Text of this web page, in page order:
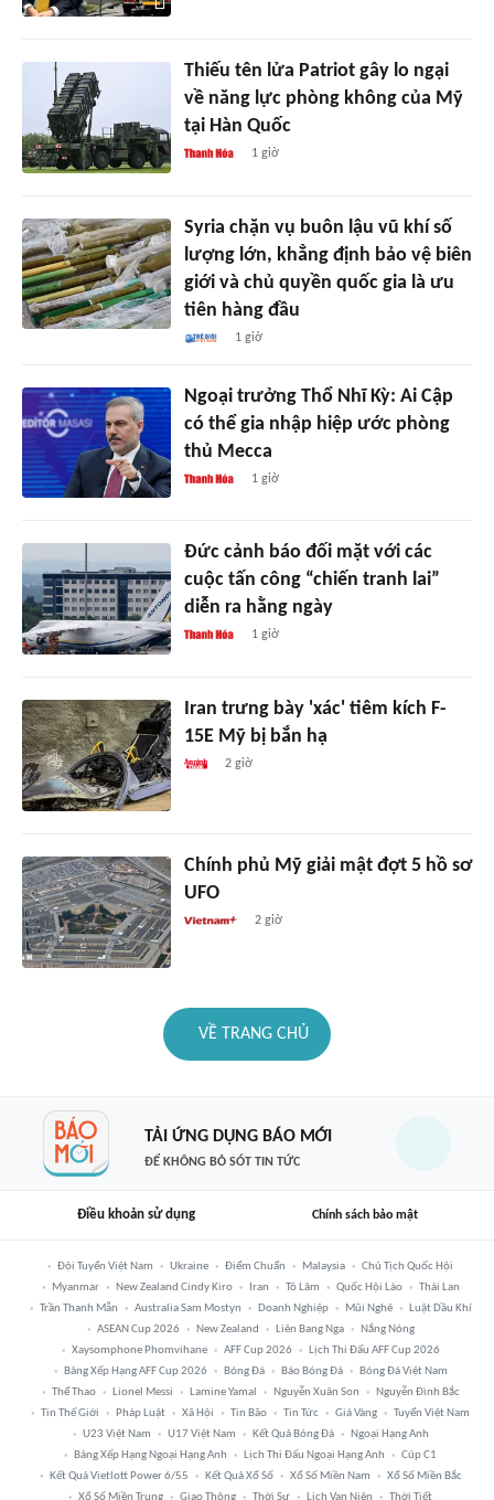
Thiếu tên lửa Patriot gây lo ngại
về năng lực phòng không của Mỹ
tại Hàn Quốc
1 giờ
Syria chặn vụ buôn lậu vũ khí số
lượng lớn, khẳng định bảo vệ biên
giới và chủ quyền quốc gia là ưu
tiên hàng đầu
1 giờ
Ngoại trưởng Thổ Nhĩ Kỳ: Ai Cập
có thể gia nhập hiệp ước phòng
thủ Mecca
1 giờ
Đức cảnh báo đối mặt với các
cuộc tấn công “chiến tranh lai”
diễn ra hằng ngày
1 giờ
Iran trưng bày 'xác' tiêm kích F-
15E Mỹ bị bắn hạ
2 giờ
Chính phủ Mỹ giải mật đợt 5 hồ sơ
UFO
2 giờ
VỀ TRANG CHỦ
TẢI ỨNG DỤNG BÁO MỚI
ĐỂ KHÔNG BỎ SÓT TIN TỨC
Điều khoản sử dụng Chính sách bảo mật
Đội Tuyển Việt Nam Ukraine Điểm Chuẩn Malaysia
Chủ Tịch Quốc Hội
Myanmar
New Zealand Cindy Kiro Iran Tô Lâm Quốc Hội Lào
Thái Lan
Trần Thanh Mẫn
Australia Sam Mostyn Doanh Nghiệp Mũi Nghê
Luật Dầu Khí
ASEAN Cup 2026
New Zealand Liên Bang Nga
Nắng Nóng
Xaysomphone Phomvihane
AFF Cup 2026
Lịch Thi Đấu AFF Cup 2026
Bảng Xếp Hạng AFF Cup 2026
Bóng Đá Báo Bóng Đá
Bóng Đá Việt Nam
Thể Thao
Lionel Messi Lamine Yamal Nguyễn Xuân Son
Nguyễn Đình Bắc
Tin Thế Giới
Pháp Luật Xã Hội Tin Bão Tin Tức Giá Vàng
Tuyển Việt Nam
U23 Việt Nam
U17 Việt Nam Kết Quả Bóng Đá
Ngoại Hạng Anh
Bảng Xếp Hạng Ngoại Hạng Anh
Lịch Thi Đấu Ngoại Hạng Anh
Cúp C1
Kết Quả Vietlott Power 6/55
Kết Quả Xổ Số Xổ Số Miền Nam
Xổ Số Miền Bắc
Xổ Số Miền Trung
Giao Thông Thời Sự Lịch Vạn Niên Thời Tiết